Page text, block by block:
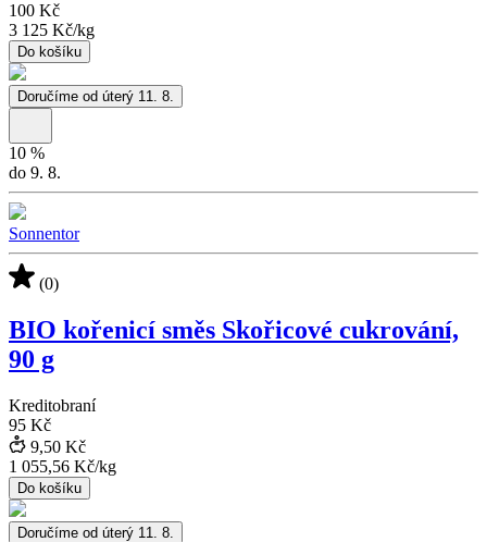
100 Kč
3 125 Kč/kg
Do košíku
Doručíme od úterý 11. 8.
10 %
do 9. 8.
Sonnentor
(0)
BIO kořenicí směs Skořicové cukrování,
90 g
Kreditobraní
95 Kč
9,50 Kč
1 055,56 Kč/kg
Do košíku
Doručíme od úterý 11. 8.